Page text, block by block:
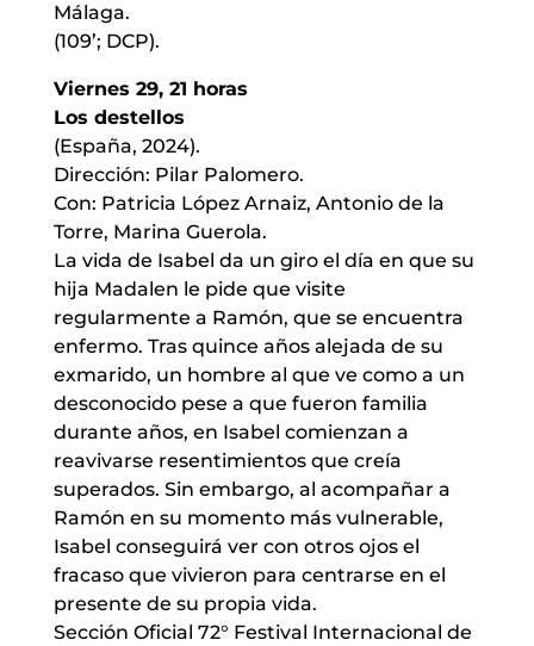
Málaga.
(109’; DCP).
Viernes 29, 21 horas
Los destellos
(España, 2024).
Dirección: Pilar Palomero.
Con: Patricia López Arnaiz, Antonio de la
Torre, Marina Guerola.
La vida de Isabel da un giro el día en que su
hija Madalen le pide que visite
regularmente a Ramón, que se encuentra
enfermo. Tras quince años alejada de su
exmarido, un hombre al que ve como a un
desconocido pese a que fueron familia
durante años, en Isabel comienzan a
reavivarse resentimientos que creía
superados. Sin embargo, al acompañar a
Ramón en su momento más vulnerable,
Isabel conseguirá ver con otros ojos el
fracaso que vivieron para centrarse en el
presente de su propia vida.
Sección Oficial 72° Festival Internacional de